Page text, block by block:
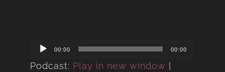
Audio00:00 00:00
Podcast: Play in new window